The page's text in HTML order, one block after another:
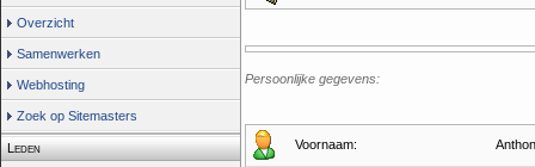
Overzicht
Samenwerken
Webhosting
Zoek op Sitemasters
Leden
Persoonlijke gegevens:
Voornaam: